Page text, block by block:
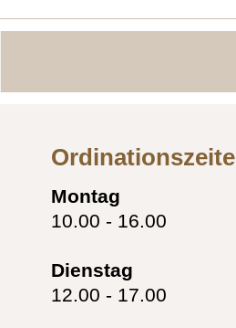
Montag
10.00 - 16.00
Dienstag
12.00 - 17.00